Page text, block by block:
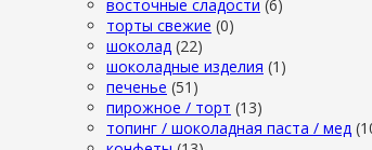
восточные сладости (6)
торты свежие (0)
шоколад (22)
шоколадные изделия (1)
печенье (51)
пирожное / торт (13)
топинг / шоколадная паста / мед